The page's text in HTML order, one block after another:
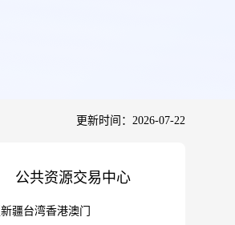
更新时间：2026-07-22
公共资源交易中心
新疆台湾香港澳门